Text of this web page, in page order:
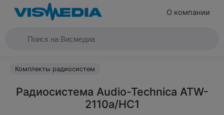
О компании
Комплекты радиосистем
Радиосистема Audio-Technica ATW-
2110a/HC1